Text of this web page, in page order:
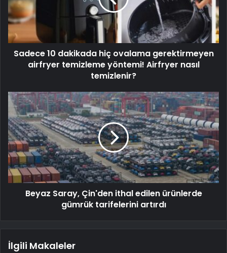
Sadece 10 dakikada hiç ovalama gerektirmeyen
airfryer temizleme yöntemi! Airfryer nasıl
temizlenir?
Beyaz Saray, Çin'den ithal edilen ürünlerde
gümrük tarifelerini artırdı
İlgili Makaleler